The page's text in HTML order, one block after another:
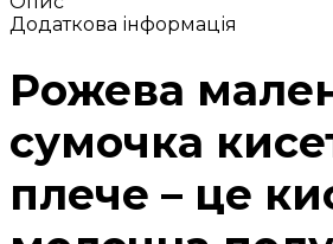
Додаткова інформація
Рожева
сумочка
плече – це